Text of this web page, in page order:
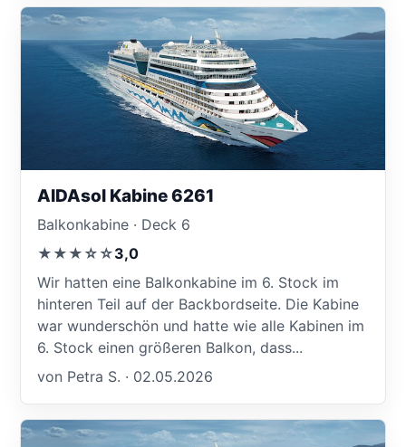
AIDAsol Kabine 6261
Balkonkabine · Deck 6
★★★☆☆3,0
Wir hatten eine Balkonkabine im 6. Stock im
hinteren Teil auf der Backbordseite. Die Kabine
war wunderschön und hatte wie alle Kabinen im
6. Stock einen größeren Balkon, dass...
von Petra S. · 02.05.2026